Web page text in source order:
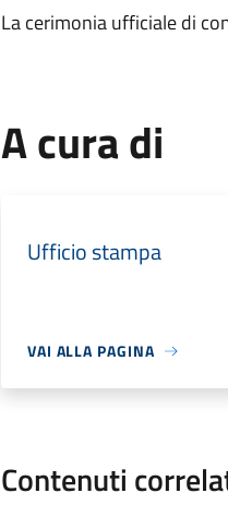
La cerimonia ufficiale di
A cura di
Ufficio stampa
VAI ALLA PAGINA
Contenuti